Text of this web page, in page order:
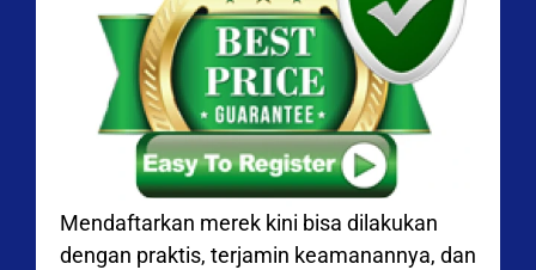
Mendaftarkan merek kini bisa dilakukan
dengan praktis, terjamin keamanannya, dan